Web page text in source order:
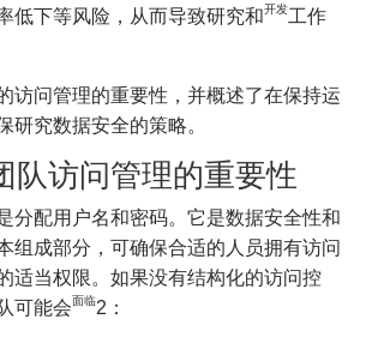
低下等风险，从而导致研究和开发工作
访问管理的重要性，并概述了在保持运
研究数据安全的策略。
队访问管理的重要性
分配用户名和密码。它是数据安全性和
组成部分，可确保合适的人员拥有访问
适当权限。如果没有结构化的访问控
可能会面临2：